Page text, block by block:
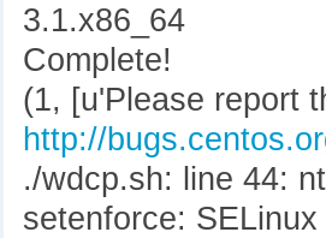
3.1.x86_64
Complete!
(1, [u'Please report
http://
./wdcp.sh: line 44:
setenforce: